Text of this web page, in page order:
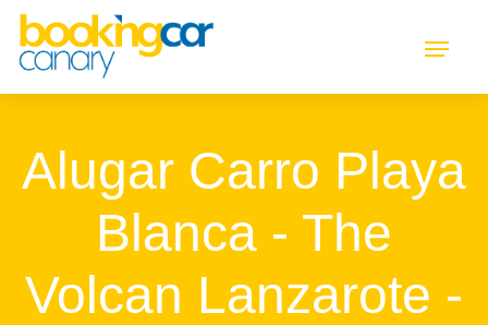
Alugar Carro Playa
Blanca - The
Volcan Lanzarote -